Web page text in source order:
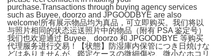
purchase.Transactions through buying agency services
such as Buyee, doorzo and JPGOODBYE are also
welcome!所有展示物品均为真品，可立即购买。我们将以
与照片相同的状态运送照片中的物品（附有 PSA 鉴定号）
我们也欢迎通过 Buyee、doorzo 和 JPGOODBYE 等购买
代理服务进行交易！【状態】防湿庫内保管につき日焼けな
どはありませんが、鑑定ケースの微細傷や、微小なホコリ